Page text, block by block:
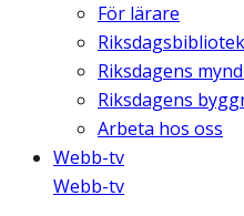
För lärare
Riksdagens
Riksdagens
Arbeta hos oss
Webb-tv
Webb-tv